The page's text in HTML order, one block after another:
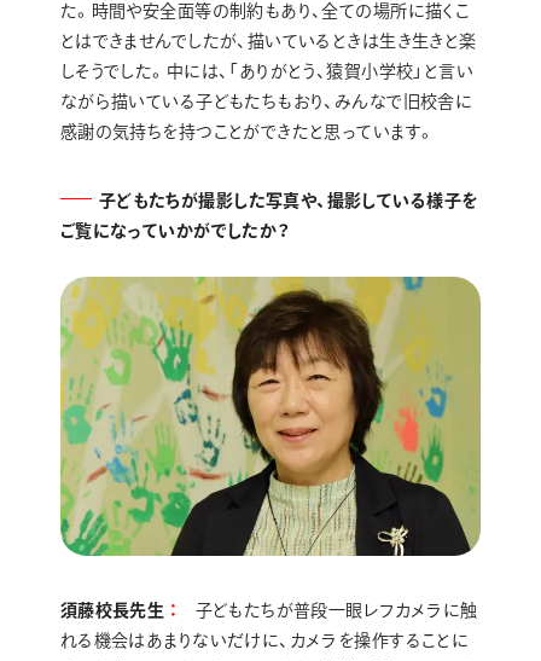
た。時間や安全面等の制約もあり、全ての場所に描くこ
とはできませんでしたが、描いているときは生き生きと楽
しそうでした。中には、「ありがとう、猿賀小学校」と言い
ながら描いている子どもたちもおり、みんなで旧校舎に
感謝の気持ちを持つことができたと思っています。
子どもたちが撮影した写真や、撮影している様子を
ご覧になっていかがでしたか？
須藤校長先生
子どもたちが普段一眼レフカメラに触
れる機会はあまりないだけに、カメラを操作することに